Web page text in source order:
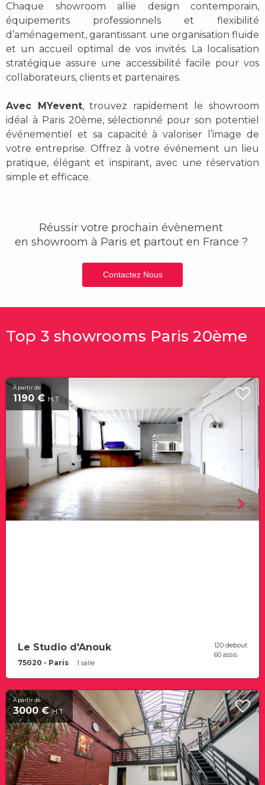
Chaque showroom allie design contemporain,
équipements professionnels et flexibilité
d’aménagement, garantissant une organisation fluide
et un accueil optimal de vos invités. La localisation
stratégique assure une accessibilité facile pour vos
collaborateurs, clients et partenaires.
Avec MYevent, trouvez rapidement leshowroom
idéal à Paris 20ème, sélectionné pour son potentiel
événementiel et sa capacité à valoriser l’image de
votre entreprise. Offrez à votre événement un lieu
pratique, élégant et inspirant, avec une réservation
simple et efficace.
Réussir votre prochain évènement
en showroom à Paris et partout en France ?
Contactez Nous
Top 3 showrooms Paris 20ème
À partir de
1190 € H.T
Le Studio d'Anouk
75020 - Paris 1 salle
120 debout
60 assis
À partir de
3000 €H.T